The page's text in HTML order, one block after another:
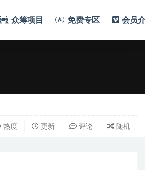
众筹项目 免费专区 会员
热度 更新 评论 随机